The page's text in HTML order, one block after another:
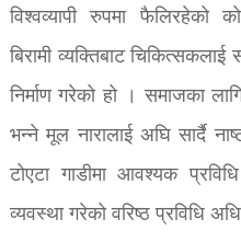
विश्वव्यापी रुपमा फैलिरहेको
बिरामी व्यक्तिबाट
निर्माण गरेको हो । समाजका
भन्ने मूल नारालाई अघि सार्दै
टोएटा गाडीमा आवश्यक
व्यवस्था गरेको वरिष्ठ प्रविधि